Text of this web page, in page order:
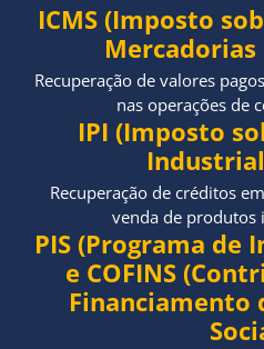
ICMS (Imposto
Mercadorias
Recuperação de valores
nas operações de
IPI (Imposto
Recuperação de créditos
venda de produtos
PIS (Programa de
e COFINS
Financiamento